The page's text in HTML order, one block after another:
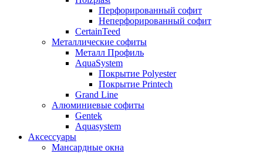
Перфорированный софит
Неперфорированный софит
CertainTeed
Металлические софиты
Металл Профиль
AquaSystem
Покрытие Polyester
Покрытие Printech
Grand Line
Алюминиевые софиты
Gentek
Aquasystem
Аксессуары
Мансардные окна